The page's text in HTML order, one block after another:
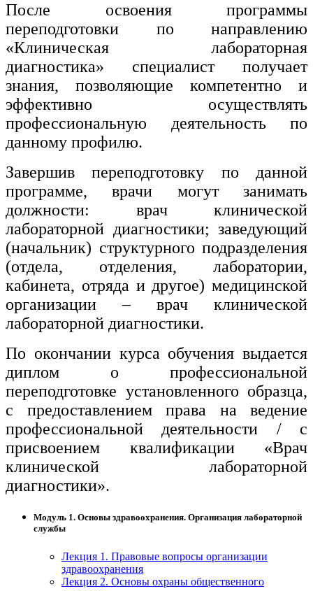
После освоения программы
переподготовки по направлению
«Клиническая лабораторная
диагностика» специалист получает
знания, позволяющие компетентно и
эффективно осуществлять
профессиональную деятельность по
данному профилю.
Завершив переподготовку по данной
программе, врачи могут занимать
должности: врач клинической
лабораторной диагностики; заведующий
(начальник) структурного подразделения
(отдела, отделения, лаборатории,
кабинета, отряда и другое) медицинской
организации – врач клинической
лабораторной диагностики.
По окончании курса обучения выдается
диплом о профессиональной
переподготовке установленного образца,
с предоставлением права на ведение
профессиональной деятельности / с
присвоением квалификации «Врач
клинической лабораторной
диагностики».
Модуль 1. Основы здравоохранения. Организация лабораторной
службы
Лекция 1. Правовые вопросы организации
здравоохранения
Лекция 2. Основы охраны общественного